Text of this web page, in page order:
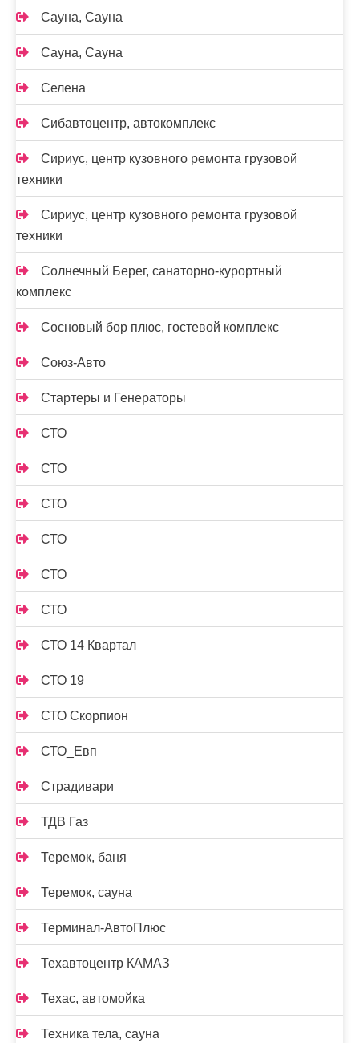
Сауна, Сауна
Сауна, Сауна
Селена
Сибавтоцентр, автокомплекс
Сириус, центр кузовного ремонта грузовой
техники
Сириус, центр кузовного ремонта грузовой
техники
Солнечный Берег, санаторно-курортный
комплекс
Сосновый бор плюс, гостевой комплекс
Союз-Авто
Стартеры и Генераторы
СТО
СТО
СТО
СТО
СТО
СТО
СТО 14 Квартал
СТО 19
СТО Скорпион
СТО_Евп
Страдивари
ТДВ Газ
Теремок, баня
Теремок, сауна
Терминал-АвтоПлюс
Техавтоцентр КАМАЗ
Техас, автомойка
Техника тела, сауна